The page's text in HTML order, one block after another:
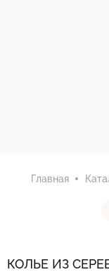
Главная
КОЛЬЕ ИЗ